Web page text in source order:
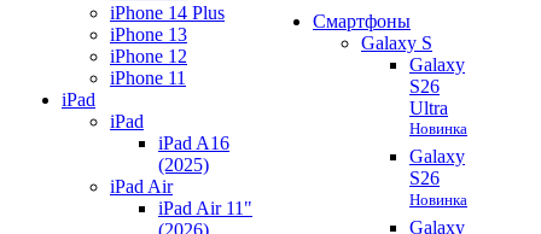
iPhone 14 Plus
iPhone 13
iPhone 12
iPhone 11
iPad
iPad
iPad A16
(2025)
iPad Air
iPad Air 11"
(2026)
Смартфоны
Galaxy S
Galaxy
S26
Ultra
Новинка
Galaxy
S26
Новинка
Galaxy